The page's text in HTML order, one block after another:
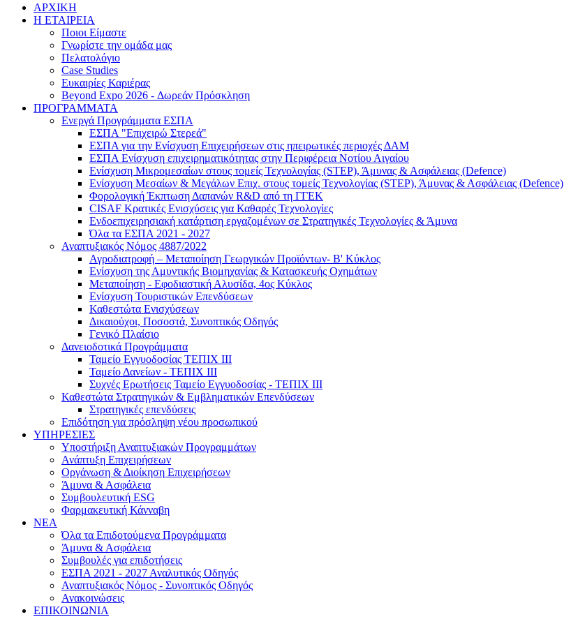
ΑΡΧΙΚΗ
Η ΕΤΑΙΡΕΙΑ
Ποιοι Είμαστε
Γνωρίστε την ομάδα μας
Πελατολόγιο
Case Studies
Ευκαιρίες Καριέρας
Beyond Expo 2026 - Δωρεάν Πρόσκληση
ΠΡΟΓΡΑΜΜΑΤΑ
Ενεργά Προγράμματα ΕΣΠΑ
ΕΣΠΑ "Επιχειρώ Στερεά"
ΕΣΠΑ για την Ενίσχυση Επιχειρήσεων στις ηπειρωτικές περιοχές ΔΑΜ
ΕΣΠΑ Ενίσχυση επιχειρηματικότητας στην Περιφέρεια Νοτίου Αιγαίου
Ενίσχυση Μικρομεσαίων στους τομείς Τεχνολογίας (STEP), Άμυνας & Ασφάλειας (Defence)
Ενίσχυση Μεσαίων & Μεγάλων Επιχ. στους τομείς Τεχνολογίας (STEP), Άμυνας & Ασφάλειας (Defence)
Φορολογική Έκπτωση Δαπανών R&D από τη ΓΓΕΚ
CISAF Κρατικές Ενισχύσεις για Καθαρές Τεχνολογίες
Ενδοεπιχειρησιακή κατάρτιση εργαζομένων σε Στρατηγικές Τεχνολογίες & Άμυνα
Όλα τα ΕΣΠΑ 2021 - 2027
Αναπτυξιακός Νόμος 4887/2022
Αγροδιατροφή – Μεταποίηση Γεωργικών Προϊόντων- Β' Κύκλος
Eνίσχυση της Αμυντικής Βιομηχανίας & Κατασκευής Οχημάτων
Μεταποίηση - Εφοδιαστική Αλυσίδα, 4ος Κύκλος
Ενίσχυση Τουριστικών Επενδύσεων
Καθεστώτα Ενισχύσεων
Δικαιούχοι, Ποσοστά, Συνοπτικός Οδηγός
Γενικό Πλαίσιο
Δανειοδοτικά Προγράμματα
Ταμείο Εγγυοδοσίας ΤΕΠΙΧ ΙΙΙ
Ταμείο Δανείων - ΤΕΠΙΧ ΙΙΙ
Συχνές Ερωτήσεις Ταμείο Εγγυοδοσίας - ΤΕΠΙΧ ΙΙΙ
Καθεστώτα Στρατηγικών & Εμβληματικών Επενδύσεων
Στρατηγικές επενδύσεις
Επιδότηση για πρόσληψη νέου προσωπικού
ΥΠΗΡΕΣΙΕΣ
Υποστήριξη Αναπτυξιακών Προγραμμάτων
Ανάπτυξη Επιχειρήσεων
Οργάνωση & Διοίκηση Επιχειρήσεων
Άμυνα & Ασφάλεια
Συμβουλευτική ESG
Φαρμακευτική Κάνναβη
ΝΕΑ
Όλα τα Επιδοτούμενα Προγράμματα
Άμυνα & Ασφάλεια
Συμβουλές για επιδοτήσεις
ΕΣΠΑ 2021 - 2027 Αναλυτικός Οδηγός
Αναπτυξιακός Νόμος - Συνοπτικός Οδηγός
Ανακοινώσεις
ΕΠΙΚΟΙΝΩΝΙΑ